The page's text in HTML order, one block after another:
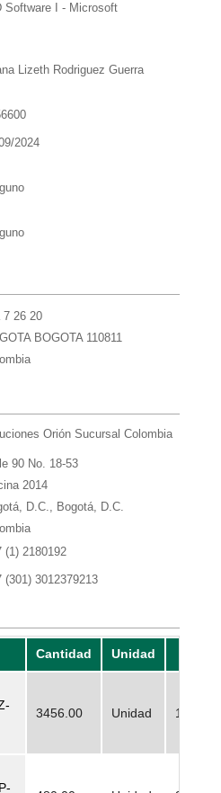
Software I - Microsoft
Lizeth Rodriguez Guerra
2024
7 26 20
BOGOTA 110811
Orión Sucursal Colombia
90 No. 18-53
2014
D.C., Bogotá, D.C.
(1) 2180192
(301) 3012379213
Cantidad Unidad
3456.00 Unidad